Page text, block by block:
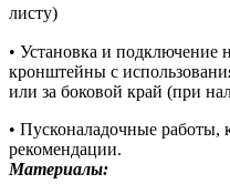
листу)
• Установка и подключение
кронштейны с
или за боковой край (при
• Пусконаладочные работы,
рекомендации.
Материалы: